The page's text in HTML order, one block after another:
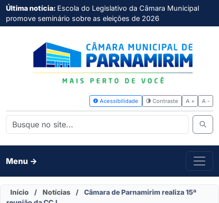
Última notícia: Escola do Legislativo da Câmara Municipal
promove seminário sobre as eleições de 2026
Menu ->
Início / Notícias /
Câmara de Parnamirim realiza 15ª